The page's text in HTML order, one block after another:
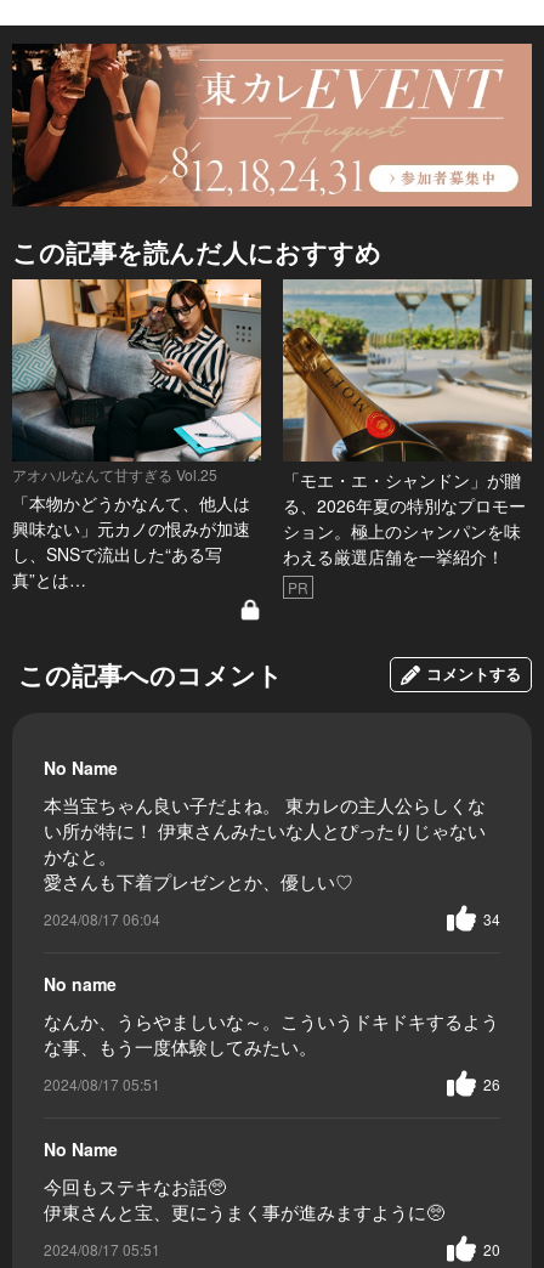
この記事を読んだ人におすすめ
アオハルなんて甘すぎる Vol.25
「本物かどうかなんて、他人は
興味ない」元カノの恨みが加速
し、SNSで流出した“ある写
真”とは…
「モエ・エ・シャンドン」が贈
る、2026年夏の特別なプロモー
ション。極上のシャンパンを味
わえる厳選店舗を一挙紹介！
PR
この記事へのコメント コメントする
No Name
本当宝ちゃん良い子だよね。 東カレの主人公らしくな
い所が特に！ 伊東さんみたいな人とぴったりじゃない
かなと。
愛さんも下着プレゼンとか、優しい♡
2024/08/17 06:04 34
No name
なんか、うらやましいな～。こういうドキドキするよう
な事、もう一度体験してみたい。
2024/08/17 05:51 26
No Name
今回もステキなお話🥺
伊東さんと宝、更にうまく事が進みますように🥺
2024/08/17 05:51 20